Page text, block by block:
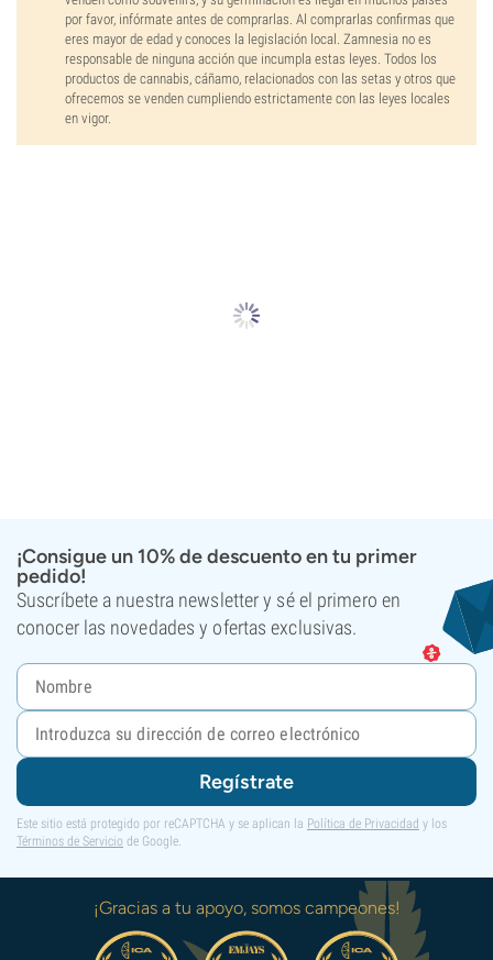
por favor, infórmate antes de comprarlas. Al comprarlas confirmas que
eres mayor de edad y conoces la legislación local. Zamnesia no es
responsable de ninguna acción que incumpla estas leyes. Todos los
productos de cannabis, cáñamo, relacionados con las setas y otros que
ofrecemos se venden cumpliendo estrictamente con las leyes locales
en vigor.
¡Consigue un 10% de descuento en tu primer
pedido!
Suscríbete a nuestra newsletter y sé el primero en
conocer las novedades y ofertas exclusivas.
Regístrate
Este sitio está protegido por reCAPTCHA y se aplican la Política de Privacidad y los
Términos de Servicio de Google.
¡Gracias a tu apoyo, somos campeones!